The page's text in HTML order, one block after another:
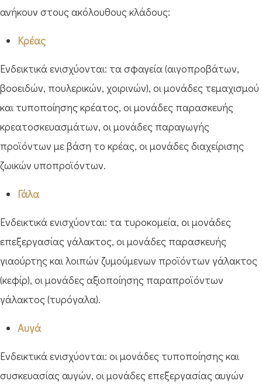
ανήκουν στους ακόλουθους κλάδους:
Κρέας
Ενδεικτικά ενισχύονται: τα σφαγεία (αιγοπροβάτων,
βοοειδών, πουλερικών, χοιρινών), οι μονάδες τεμαχισμού
και τυποποίησης κρέατος, οι μονάδες παρασκευής
κρεατοσκευασμάτων, οι μονάδες παραγωγής
προϊόντων με βάση το κρέας, οι μονάδες διαχείρισης
ζωικών υποπροϊόντων.
Γάλα
Ενδεικτικά ενισχύονται: τα τυροκομεία, οι μονάδες
επεξεργασίας γάλακτος, οι μονάδες παρασκευής
γιαούρτης και λοιπών ζυμούμενων προϊόντων γάλακτος
(κεφίρ), οι μονάδες αξιοποίησης παραπροϊόντων
γάλακτος (τυρόγαλα).
Αυγά
Ενδεικτικά ενισχύονται: οι μονάδες τυποποίησης και
συσκευασίας αυγών, οι μονάδες επεξεργασίας αυγών